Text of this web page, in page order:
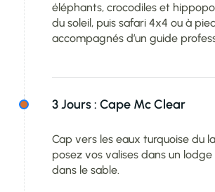
éléphants, crocodiles et
du soleil, puis safari 4x4 ou à
accompagnés d’un guide
3 Jours : Cape Mc Clear
Cap vers les eaux turquoise du
posez vos valises dans un
dans le sable.